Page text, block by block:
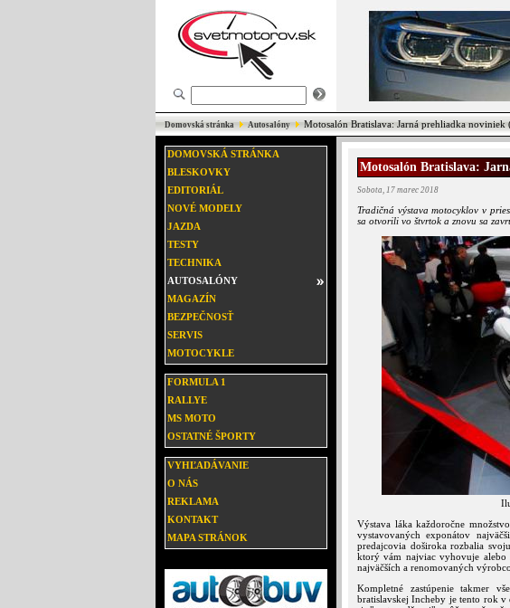
Domovská stránka Autosalóny Motosalón Bratislava: Jarná prehliadka noviniek
DOMOVSKÁ STRÁNKA
BLESKOVKY
EDITORIÁL
NOVÉ MODELY
JAZDA
TESTY
TECHNIKA
AUTOSALÓNY
MAGAZÍN
BEZPEČNOSŤ
SERVIS
MOTOCYKLE
FORMULA 1
RALLYE
MS MOTO
OSTATNÉ ŠPORTY
VYHĽADÁVANIE
O NÁS
REKLAMA
KONTAKT
MAPA STRÁNOK
Motosalón Bratislava:
Sobota, 17 marec 2018
Tradičná výstava motocyklov v
sa otvorili vo štvrtok a znovu sa
Výstava láka každoročne
vystavovaných exponátov
predajcovia doširoka rozbalia
ktorý vám najviac vyhovuje alebo
najväčších a renomovaných
Kompletné zastúpenie takmer
bratislavskej Incheby je tento rok v